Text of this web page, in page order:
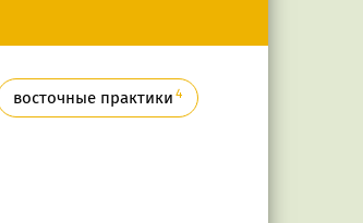
восточные практики 4